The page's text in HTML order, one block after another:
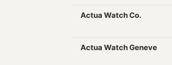
Actua Watch Co.
Actua Watch Geneve